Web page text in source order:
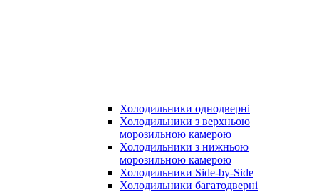
Холодильники однодверні
Холодильники з верхньою
морозильною камерою
Холодильники з нижньою
морозильною камерою
Холодильники Side-by-Side
Холодильники багатодверні